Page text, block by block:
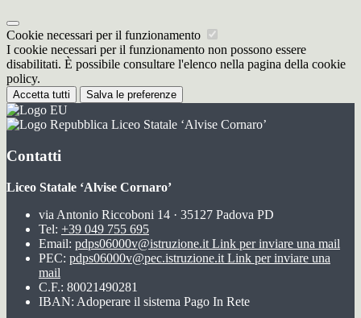
Cookie necessari per il funzionamento
I cookie necessari per il funzionamento non possono essere
disabilitati. È possibile consultare l'elenco nella pagina della cookie
policy.
Accetta tutti Salva le preferenze
Liceo Statale ‘Alvise Cornaro’
Contatti
Liceo Statale ‘Alvise Cornaro’
via Antonio Riccoboni 14 · 35127 Padova PD
Tel: +39 049 755 695
Email: pdps06000v@istruzione.it Link per inviare una mail
PEC: pdps06000v@pec.istruzione.it Link per inviare una
mail
C.F.: 80021490281
IBAN: Adoperare il sistema Pago In Rete